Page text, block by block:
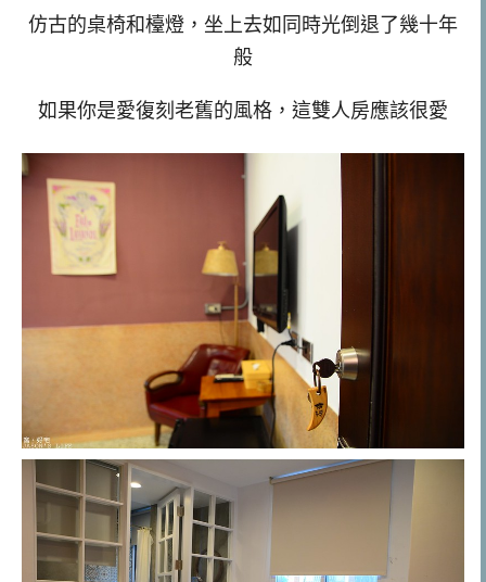
仿古的桌椅和檯燈，坐上去如同時光倒退了幾十年
般
如果你是愛復刻老舊的風格，這雙人房應該很愛